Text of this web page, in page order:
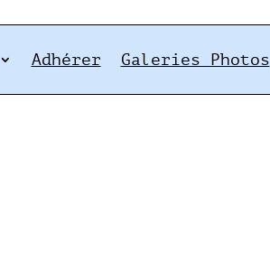
Adhérer Galeries Photos